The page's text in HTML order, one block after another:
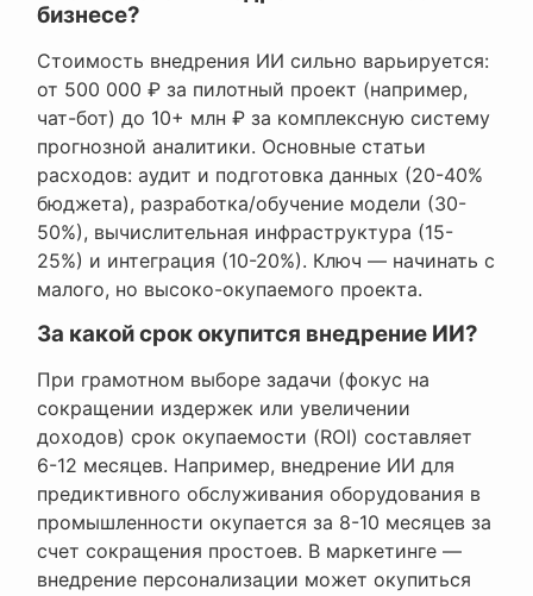
бизнесе?
Стоимость внедрения ИИ сильно варьируется:
от 500 000 ₽ за пилотный проект (например,
чат-бот) до 10+ млн ₽ за комплексную систему
прогнозной аналитики. Основные статьи
расходов: аудит и подготовка данных (20-40%
бюджета), разработка/обучение модели (30-
50%), вычислительная инфраструктура (15-
25%) и интеграция (10-20%). Ключ — начинать с
малого, но высоко-окупаемого проекта.
За какой срок окупится внедрение ИИ?
При грамотном выборе задачи (фокус на
сокращении издержек или увеличении
доходов) срок окупаемости (ROI) составляет
6-12 месяцев. Например, внедрение ИИ для
предиктивного обслуживания оборудования в
промышленности окупается за 8-10 месяцев за
счет сокращения простоев. В маркетинге —
внедрение персонализации может окупиться